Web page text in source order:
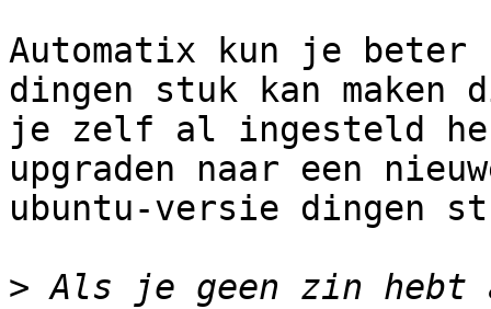
Automatix kun je beter
dingen stuk kan maken
je zelf al ingesteld
upgraden naar een
ubuntu-versie dingen
> Als je geen zin hebt